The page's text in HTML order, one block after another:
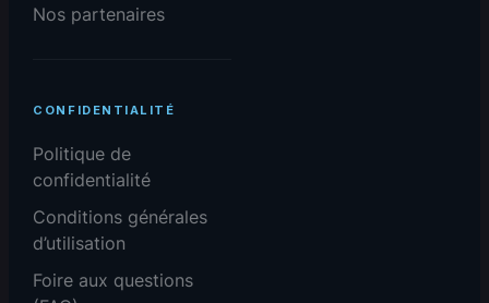
Nos partenaires
CONFIDENTIALITÉ
Politique de
confidentialité
Conditions générales
d’utilisation
Foire aux questions